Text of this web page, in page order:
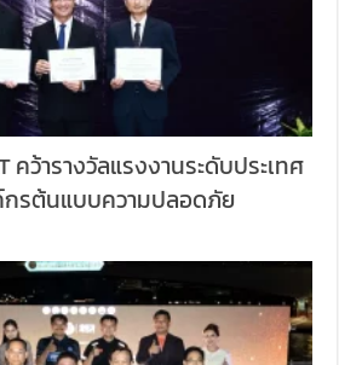
คว้ารางวัลแรงงานระดับประเทศ
รต้นแบบความปลอดภัย